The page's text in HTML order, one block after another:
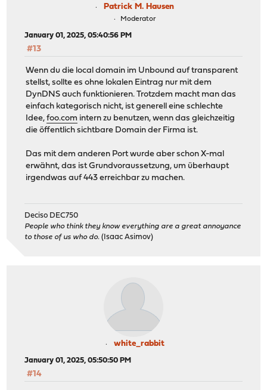
Patrick M. Hausen
Moderator
January 01, 2025, 05:40:56 PM
#13
Wenn du die local domain im Unbound auf transparent
stellst, sollte es ohne lokalen Eintrag nur mit dem
DynDNS auch funktionieren. Trotzdem macht man das
einfach kategorisch nicht, ist generell eine schlechte
Idee,foo.com intern zu benutzen, wenn das gleichzeitig
die öffentlich sichtbare Domain der Firma ist.
Das mit dem anderen Port wurde aber schon X-mal
erwähnt, das ist Grundvoraussetzung, um überhaupt
irgendwas auf 443 erreichbar zu machen.
Deciso DEC750
People who think they know everything are a great annoyance
to those of us who do. (Isaac Asimov)
white_rabbit
January 01, 2025, 05:50:50 PM
#14